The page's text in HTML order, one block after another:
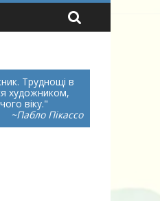
Труднощі в
художником,
віку.
~Пабло Пікассо